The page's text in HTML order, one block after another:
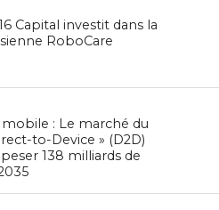
Capital investit dans la
RoboCare
: Le marché du
to-Device » (D2D)
138 milliards de